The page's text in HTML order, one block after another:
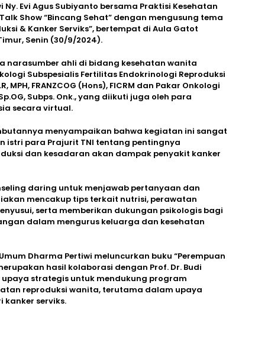
Evi Agus Subiyanto bersama Praktisi Kesehatan
Show “Bincang Sehat” dengan mengusung tema
& Kanker Serviks”, bertempat di Aula Gatot
Senin (30/9/2024).
narasumber ahli di bidang kesehatan wanita
Subspesialis Fertilitas Endokrinologi Reproduksi
MPH, FRANZCOG (Hons), FICRM dan Pakar Onkologi
Subps. Onk., yang diikuti juga oleh para
secara virtual.
menyampaikan bahwa kegiatan ini sangat
istri para Prajurit TNI tentang pentingnya
dan kesadaran akan dampak penyakit kanker
daring untuk menjawab pertanyaan dan
mencakup tips terkait nutrisi, perawatan
serta memberikan dukungan psikologis bagi
dalam mengurus keluarga dan kesehatan
Dharma Pertiwi meluncurkan buku “Perempuan
hasil kolaborasi dengan Prof. Dr. Budi
upaya strategis untuk mendukung program
reproduksi wanita, terutama dalam upaya
serviks.